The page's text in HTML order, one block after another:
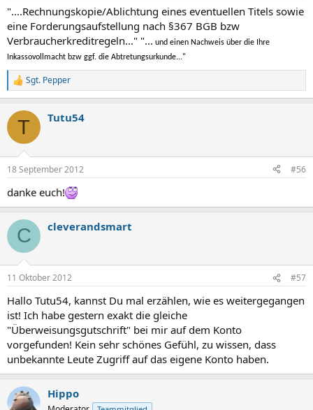
"....Rechnungskopie/Ablichtung eines eventuellen Titels sowie
eine Forderungsaufstellung nach §367 BGB bzw
Verbraucherkreditregeln..." "... und einen Nachweis über die Ihre
Inkassovollmacht bzw ggf. die Abtretungsurkunde..."
R
e
k
i
e
:
Sgt. Pepper
T Tutu54
18 September 2012 #56
danke euch!
C cleverandsmart
11 Oktober 2012 #57
Hallo Tutu54, kannst Du mal erzählen, wie es weitergegangen
ist! Ich habe gestern exakt die gleiche
"Überweisungsgutschrift" bei mir auf dem Konto
vorgefunden! Kein sehr schönes Gefühl, zu wissen, dass
unbekannte Leute Zugriff auf das eigene Konto haben.
Hippo